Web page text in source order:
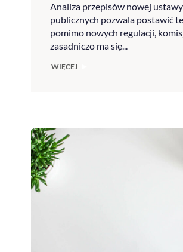
Analiza przepisów nowej
publicznych pozwala postawić
pomimo nowych regulacji,
zasadniczo ma się...
WIĘCEJ